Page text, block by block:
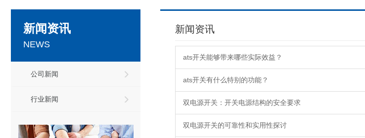
新闻资讯
NEWS
公司新闻
行业新闻
新闻资讯
ats开关能够带来哪些实际效益？
ats开关有什么特别的功能？
双电源开关：开关电源结构的安全要求
双电源开关的可靠性和实用性探讨